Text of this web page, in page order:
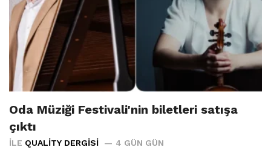
Oda Müziği Festivali'nin biletleri satışa
çıktı
İLE QUALITY DERGISI 4 GÜN GÜN